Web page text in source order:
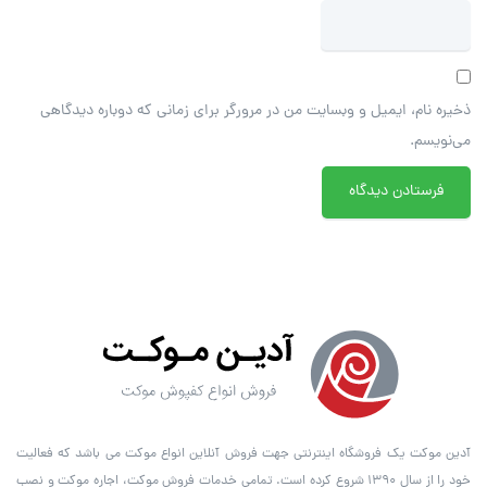
ذخیره نام، ایمیل و وبسایت من در مرورگر برای زمانی که دوباره دیدگاهی
می‌نویسم.
آدین موکت یک فروشگاه اینترنتی جهت فروش آنلاین انواع موکت می باشد که فعالیت
خود را از سال ۱۳۹۰ شروع کرده است. تمامی خدمات فروش موکت، اجاره موکت و نصب